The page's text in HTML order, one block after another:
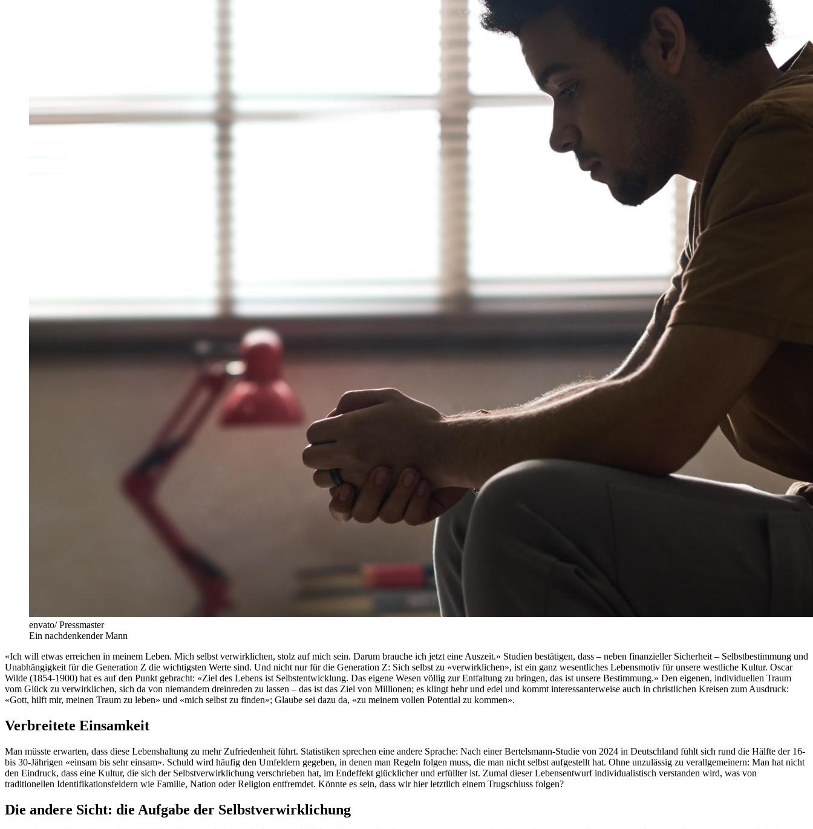
envato/ Pressmaster
Ein nachdenkender Mann
«Ich will etwas erreichen in meinem Leben. Mich selbst verwirklichen, stolz auf mich sein. Darum brauche ich jetzt eine Auszeit.» Studien bestätigen, dass – neben finanzieller Sicherheit – Selbstbestimmung und
Unabhängigkeit für die Generation Z die wichtigsten Werte sind. Und nicht nur für die Generation Z: Sich selbst zu «verwirklichen», ist ein ganz wesentliches Lebensmotiv für unsere westliche Kultur. Oscar
Wilde (1854-1900) hat es auf den Punkt gebracht: «Ziel des Lebens ist Selbstentwicklung. Das eigene Wesen völlig zur Entfaltung zu bringen, das ist unsere Bestimmung.» Den eigenen, individuellen Traum
vom Glück zu verwirklichen, sich da von niemandem dreinreden zu lassen – das ist das Ziel von Millionen; es klingt hehr und edel und kommt interessanterweise auch in christlichen Kreisen zum Ausdruck:
«Gott, hilft mir, meinen Traum zu leben» und «mich selbst zu finden»; Glaube sei dazu da, «zu meinem vollen Potential zu kommen».
Verbreitete Einsamkeit
Man müsste erwarten, dass diese Lebenshaltung zu mehr Zufriedenheit führt. Statistiken sprechen eine andere Sprache: Nach einer Bertelsmann-Studie von 2024 in Deutschland fühlt sich rund die Hälfte der 16-
bis 30-Jährigen «einsam bis sehr einsam». Schuld wird häufig den Umfeldern gegeben, in denen man Regeln folgen muss, die man nicht selbst aufgestellt hat. Ohne unzulässig zu verallgemeinern: Man hat nicht
den Eindruck, dass eine Kultur, die sich der Selbstverwirklichung verschrieben hat, im Endeffekt glücklicher und erfüllter ist. Zumal dieser Lebensentwurf individualistisch verstanden wird, was von
traditionellen Identifikationsfeldern wie Familie, Nation oder Religion entfremdet. Könnte es sein, dass wir hier letztlich einem Trugschluss folgen?
Die andere Sicht: die Aufgabe der Selbstverwirklichung